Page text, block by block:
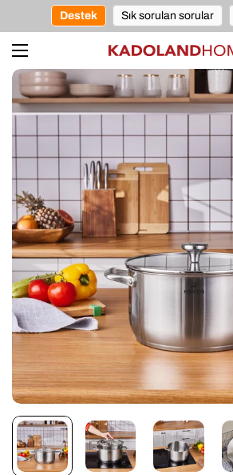
Destek Sık sorulan sorular